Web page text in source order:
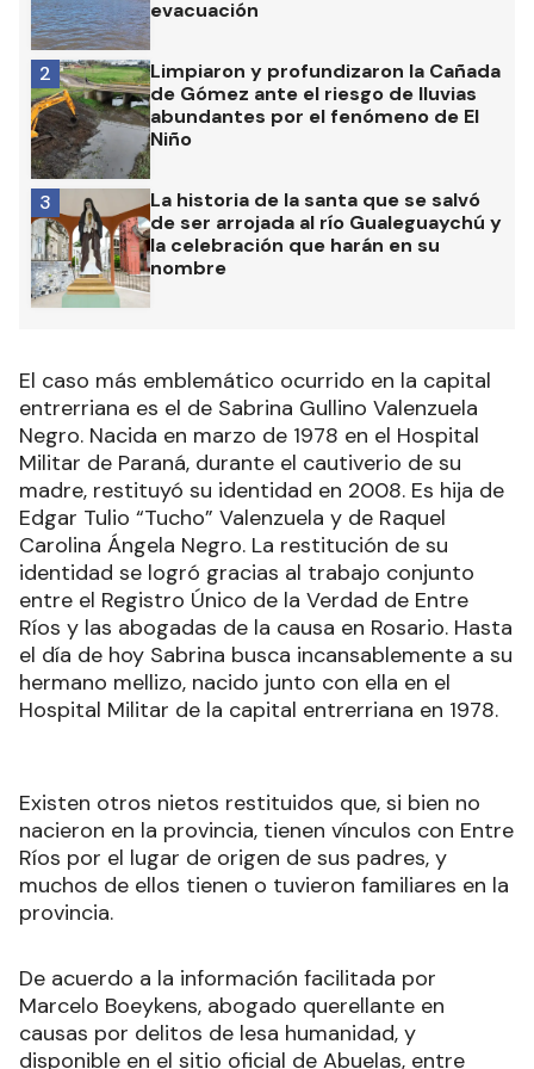
evacuación
Limpiaron y profundizaron la Cañada
de Gómez ante el riesgo de lluvias
abundantes por el fenómeno de El
Niño
2
La historia de la santa que se salvó
de ser arrojada al río Gualeguaychú y
la celebración que harán en su
nombre
3
El caso más emblemático ocurrido en la capital
entrerriana es el de Sabrina Gullino Valenzuela
Negro. Nacida en marzo de 1978 en el Hospital
Militar de Paraná, durante el cautiverio de su
madre, restituyó su identidad en 2008. Es hija de
Edgar Tulio “Tucho” Valenzuela y de Raquel
Carolina Ángela Negro. La restitución de su
identidad se logró gracias al trabajo conjunto
entre el Registro Único de la Verdad de Entre
Ríos y las abogadas de la causa en Rosario. Hasta
el día de hoy Sabrina busca incansablemente a su
hermano mellizo, nacido junto con ella en el
Hospital Militar de la capital entrerriana en 1978.
Existen otros nietos restituidos que, si bien no
nacieron en la provincia, tienen vínculos con Entre
Ríos por el lugar de origen de sus padres, y
muchos de ellos tienen o tuvieron familiares en la
provincia.
De acuerdo a la información facilitada por
Marcelo Boeykens, abogado querellante en
causas por delitos de lesa humanidad, y
disponible en el sitio oficial de Abuelas, entre